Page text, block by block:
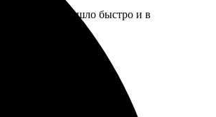
заказ. Всё пришло быстро и в